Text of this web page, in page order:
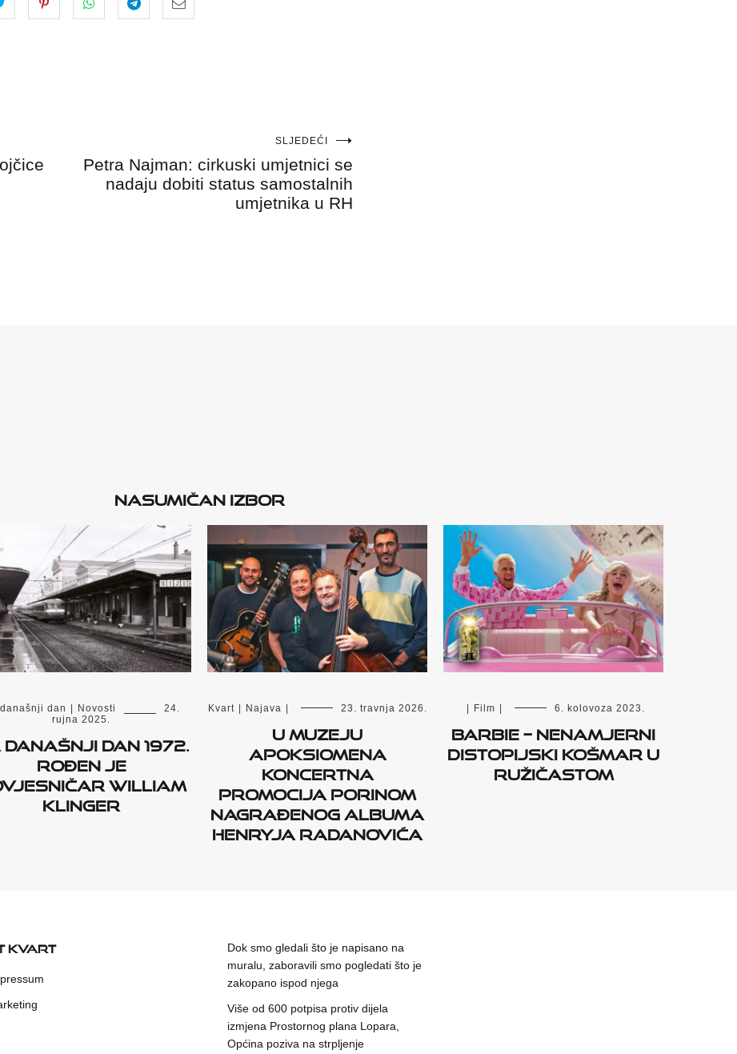
SLJEDEĆI
Petra Najman: cirkuski umjetnici se
nadaju dobiti status samostalnih
umjetnika u RH
Nasumičan izbor
dan | Novosti
24.
rujna 2025.
današnji dan 1972.
rođen je
William
Klinger
Kvart Najava 23. travnja 2026.
U Muzeju
Apoksiomena
koncertna
promocija Porinom
nagrađenog albuma
Henryja Radanovića
| Film | 6. kolovoza 2023.
Barbie – nenamjerni
distopijski košmar u
ružičastom
KVART
Dok smo gledali što je napisano na
muralu, zaboravili smo pogledati što je
zakopano ispod njega
Više od 600 potpisa protiv dijela
izmjena Prostornog plana Lopara,
Općina poziva na strpljenje